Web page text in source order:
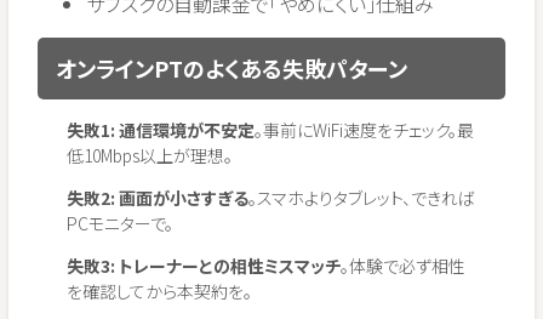
オンラインPTのよくある失敗パターン
失敗1: 通信環境が不安定。事前にWiFi速度をチェック。最
低10Mbps以上が理想。
失敗2: 画面が小さすぎる。スマホよりタブレット、できれば
PCモニターで。
失敗3: トレーナーとの相性ミスマッチ。体験で必ず相性
を確認してから本契約を。